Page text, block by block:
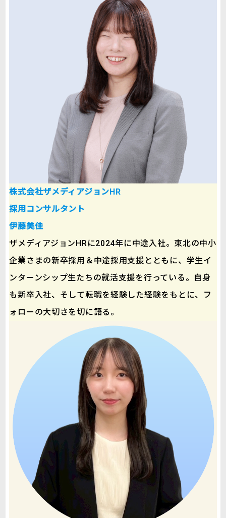
株式会社ザメディアジョンHR
採用コンサルタント
伊藤美佳
ザメディアジョンHRに2024年に中途入社。東北の中小
企業さまの新卒採用＆中途採用支援とともに、学生イ
ンターンシップ生たちの就活支援を行っている。自身
も新卒入社、そして転職を経験した経験をもとに、フ
ォローの大切さを切に語る。